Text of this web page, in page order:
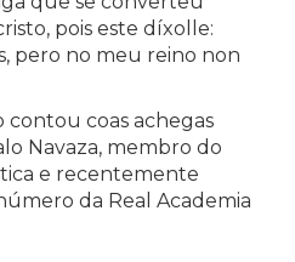
pois este díxolle:
pero no meu reino non
coas achegas
Navaza, membro do
e recentemente
da Real Academia